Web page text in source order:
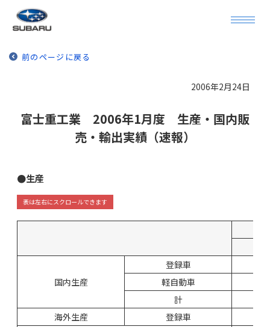
前のページに戻る
2006年2月24日
富士重工業 2006年1月度 生産・国内販
売・輸出実績（速報）
●生産
国内生産
登録車
軽自動車
計
海外生産
登録車